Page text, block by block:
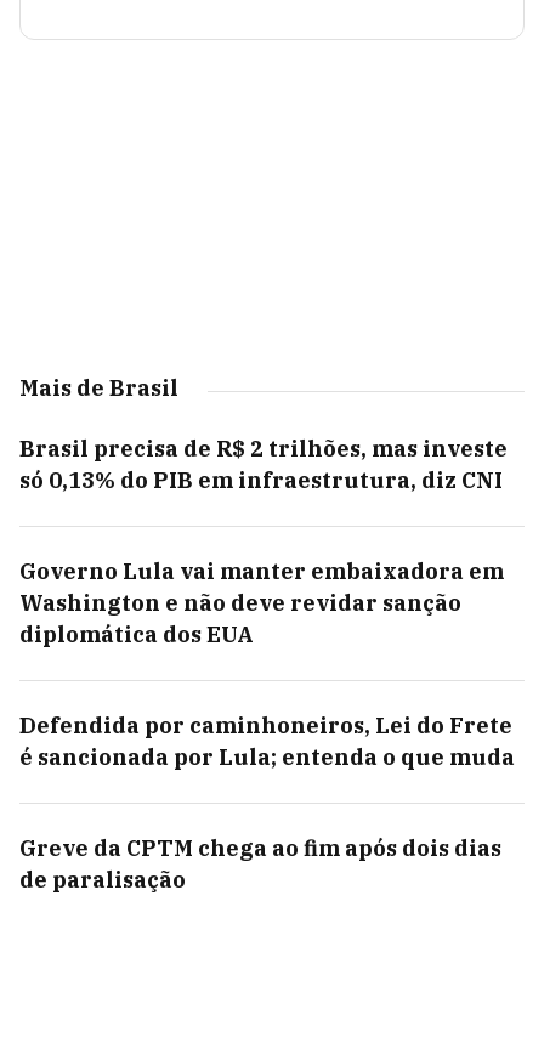
Mais de Brasil
Brasil precisa de R$ 2 trilhões, mas investe
só 0,13% do PIB em infraestrutura, diz CNI
Governo Lula vai manter embaixadora em
Washington e não deve revidar sanção
diplomática dos EUA
Defendida por caminhoneiros, Lei do Frete
é sancionada por Lula; entenda o que muda
Greve da CPTM chega ao fim após dois dias
de paralisação